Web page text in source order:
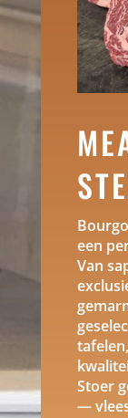
een
Van
Stoer
—